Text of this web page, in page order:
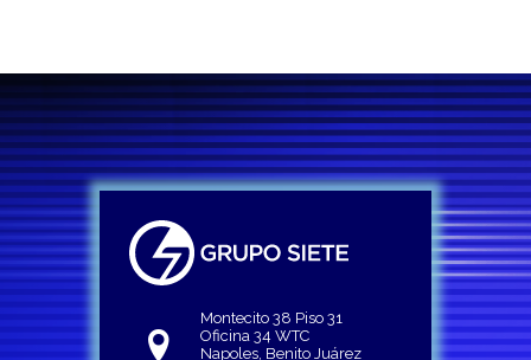
Montecito 38 Piso 31
Oficina 34 WTC
Napoles, Benito Juárez